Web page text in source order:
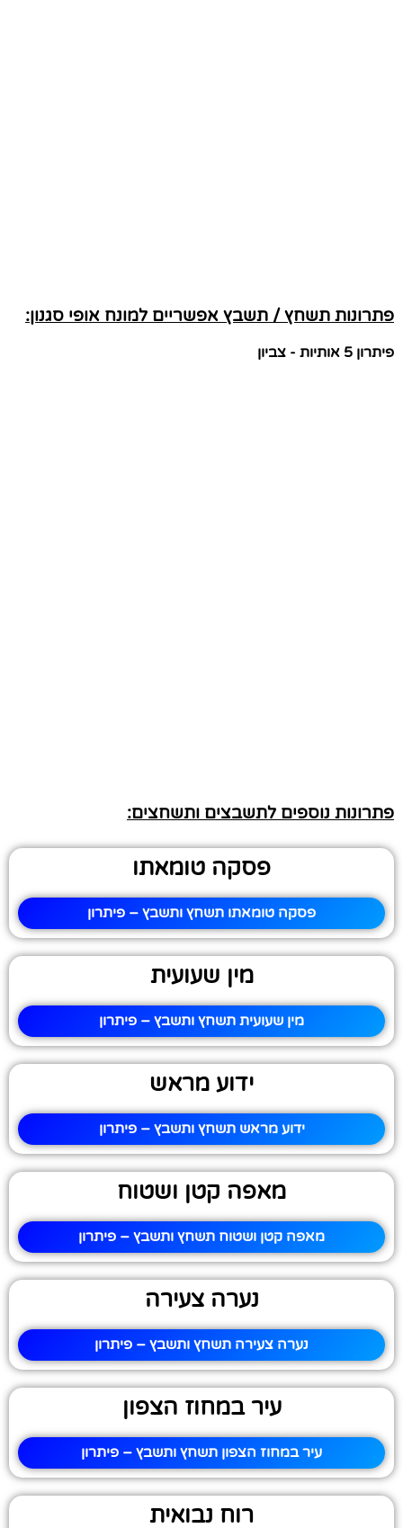
פתרונות תשחץ / תשבץ אפשריים למונח אופי סגנון:
פיתרון 5 אותיות - צביון
פתרונות נוספים לתשבצים ותשחצים:
פסקה טומאתו
פסקה טומאתו תשחץ ותשבץ – פיתרון
מין שעועית
מין שעועית תשחץ ותשבץ – פיתרון
ידוע מראש
ידוע מראש תשחץ ותשבץ – פיתרון
מאפה קטן ושטוח
מאפה קטן ושטוח תשחץ ותשבץ – פיתרון
נערה צעירה
נערה צעירה תשחץ ותשבץ – פיתרון
עיר במחוז הצפון
עיר במחוז הצפון תשחץ ותשבץ – פיתרון
רוח נבואית